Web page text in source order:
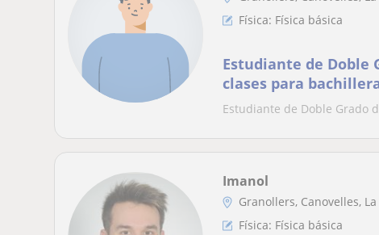
Física: Física básica
Estudiante de Doble
clases para
Estudiante de Doble Grado
Imanol
Granollers, Canovelles, La
Física: Física básica